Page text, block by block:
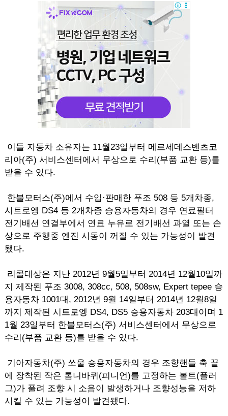
이들 자동차 소유자는 11월23일부터 메르세데스벤츠코
리아(주) 서비스센터에서 무상으로 수리(부품 교환 등)를
받을 수 있다.
한불모터스(주)에서 수입·판매한 푸조 508 등 5개차종,
시트로엥 DS4 등 2개차종 승용자동차의 경우 연료필터
전기배선 연결부에서 연료 누유로 전기배선 과열 또는 손
상으로 주행중 엔진 시동이 꺼질 수 있는 가능성이 발견
됐다.
리콜대상은 지난 2012년 9월5일부터 2014년 12월10일까
지 제작된 푸조 3008, 308cc, 508, 508sw, Expert tepee 승
용자동차 1001대, 2012년 9월 14일부터 2014년 12월8일
까지 제작된 시트로엥 DS4, DS5 승용자동차 203대이며 1
1월 23일부터 한불모터스(주) 서비스센터에서 무상으로
수리(부품 교환 등)를 받을 수 있다.
기아자동차(주) 쏘울 승용자동차의 경우 조향핸들 축 끝
에 장착된 작은 톱니바퀴(피니언)를 고정하는 볼트(플러
그)가 풀려 조향 시 소음이 발생하거나 조향성능을 저하
시킬 수 있는 가능성이 발견됐다.